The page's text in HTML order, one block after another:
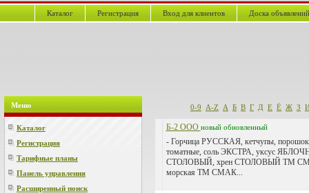
Каталог Регистрация Вход для клиентов Доска объявлений
Меню
Каталог
Регистрация
Тарифные планы
Панель управления
Расширенный поиск
0-9 A-Z А Б В Г Д Е Ё Ж З
Б-2 ООО новый обновленный
- Горчица РУССКАЯ, кетчупы, порошок
томатные, соль ЭКСТРА, уксус
СТОЛОВЫЙ, хрен СТОЛОВЫЙ ТМ
морская ТМ СМАК...